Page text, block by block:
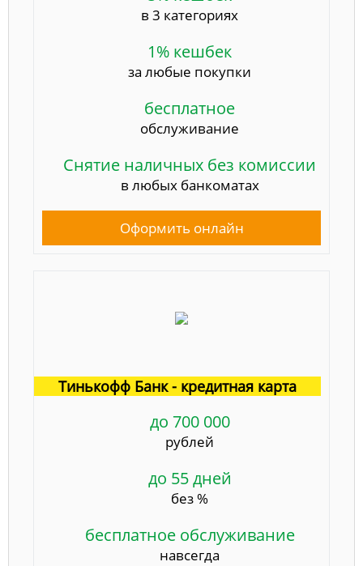
в 3 категориях
1% кешбек
за любые покупки
бесплатное
обслуживание
Снятие наличных без комиссии
в любых банкоматах
Оформить онлайн
Тинькофф Банк - кредитная карта
до 700 000
рублей
до 55 дней
без %
бесплатное обслуживание
навсегда